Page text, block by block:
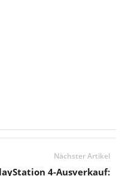
Nächster Artikel
4-Ausverkauf: